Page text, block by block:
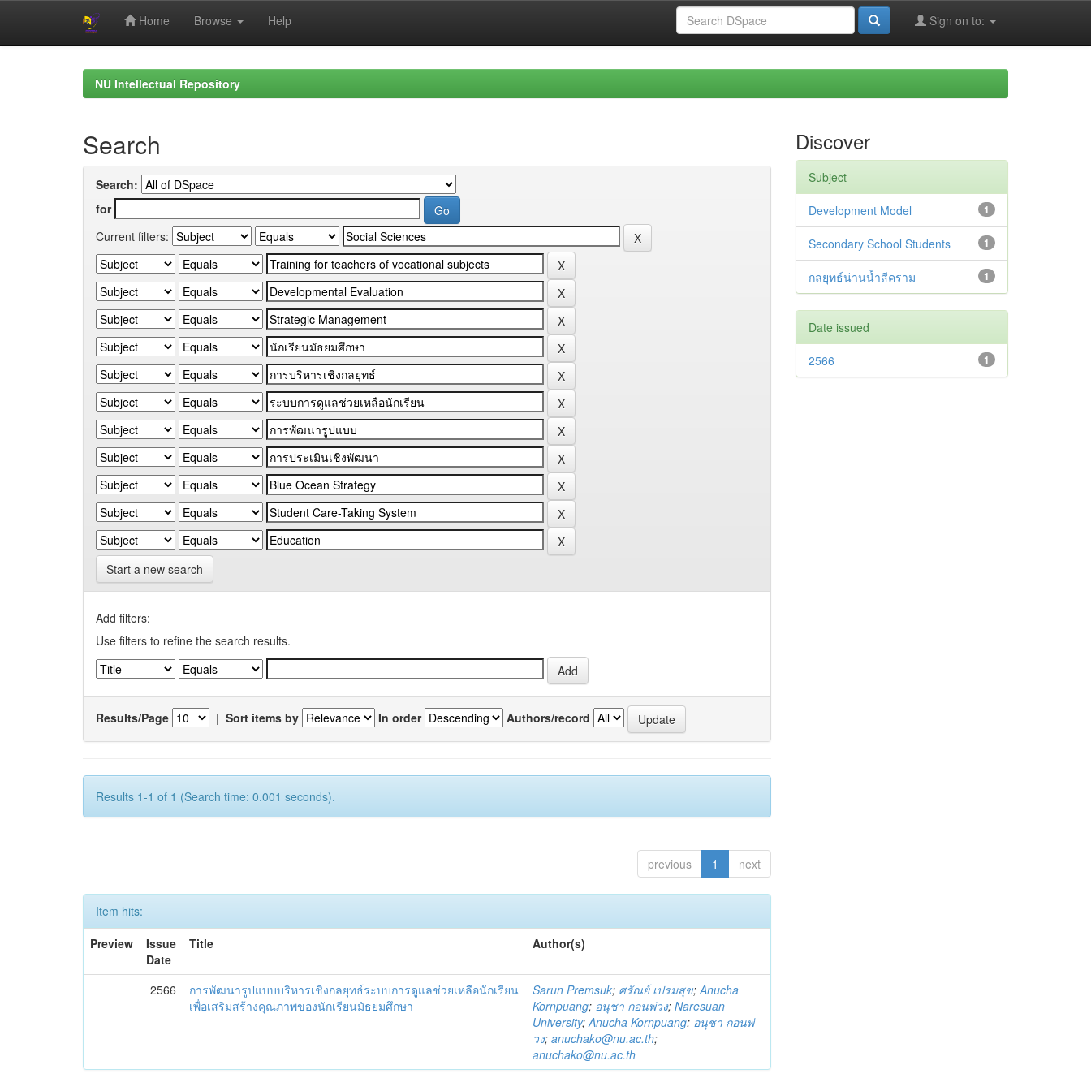
Home Browse Help Sign on to:
NU Intellectual Repository
Search
Search:
for
Current filters:
Start a new search
Add filters:
Use filters to refine the search results.
Results/Page | Sort items by In order Authors/record
Results 1-1 of 1 (Search time: 0.001 seconds).
previous 1 next
Item hits:
Preview
Issue
Date
Title Author(s)
2566
การพัฒนารูปแบบบริหารเชิงกลยุทธ์ระบบการดูแลช่วยเหลือนักเรียน
เพื่อเสริมสร้างคุณภาพของนักเรียนมัธยมศึกษา
Sarun Premsuk; ศรัณย์ เปรมสุข;Anucha
Kornpuang; อนุชา กอนพ่วง;Naresuan
University;Anucha Kornpuang; อนุชา กอนพ่
วง;anuchako@nu.ac.th;
anuchako@nu.ac.th
Discover
Subject
1
Development Model
1
Secondary School Students
1
กลยุทธ์น่านน้ำสีคราม
Date issued
1
2566